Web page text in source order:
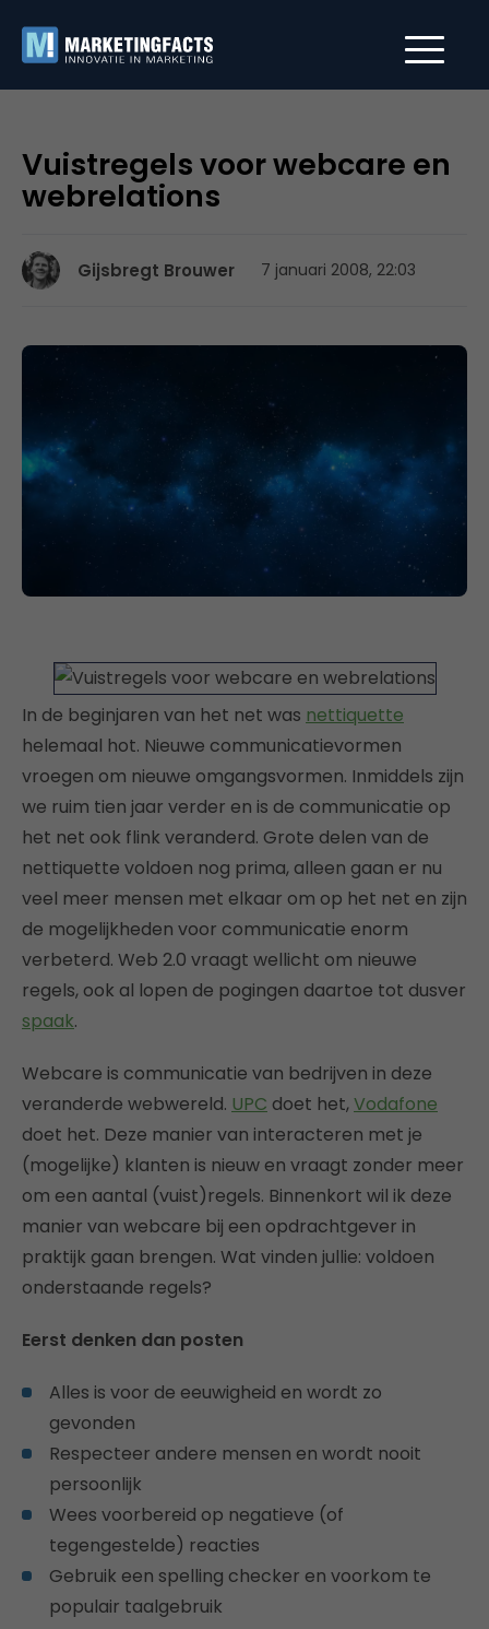
Vuistregels voor webcare en
webrelations
Gijsbregt Brouwer 7 januari 2008, 22:03
In de beginjaren van het net was nettiquette
helemaal hot. Nieuwe communicatievormen
vroegen om nieuwe omgangsvormen. Inmiddels zijn
we ruim tien jaar verder en is de communicatie op
het net ook flink veranderd. Grote delen van de
nettiquette voldoen nog prima, alleen gaan er nu
veel meer mensen met elkaar om op het net en zijn
de mogelijkheden voor communicatie enorm
verbeterd. Web 2.0 vraagt wellicht om nieuwe
regels, ook al lopen de pogingen daartoe tot dusver
spaak.
Webcare is communicatie van bedrijven in deze
veranderde webwereld. UPC doet het,Vodafone
doet het. Deze manier van interacteren met je
(mogelijke) klanten is nieuw en vraagt zonder meer
om een aantal (vuist)regels. Binnenkort wil ik deze
manier van webcare bij een opdrachtgever in
praktijk gaan brengen. Wat vinden jullie: voldoen
onderstaande regels?
Eerst denken dan posten
Alles is voor de eeuwigheid en wordt zo
gevonden
Respecteer andere mensen en wordt nooit
persoonlijk
Wees voorbereid op negatieve (of
tegengestelde) reacties
Gebruik een spelling checker en voorkom te
populair taalgebruik